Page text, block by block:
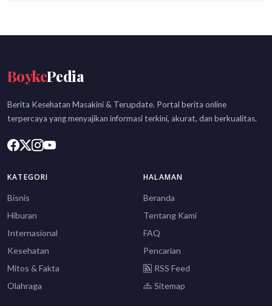
BoykePedia
Berita Kesehatan Masakini & Terupdate. Portal berita online
terpercaya yang menyajikan informasi terkini, akurat, dan berkualitas.
KATEGORI
Bisnis
Hiburan
Internasional
Kesehatan
Mitos & Fakta
Olahraga
HALAMAN
Beranda
Tentang Kami
FAQ
Pencarian
RSS Feed
Sitemap